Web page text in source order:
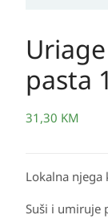
pasta
31,30 KM
Lokalna njega
Suši i umiruje